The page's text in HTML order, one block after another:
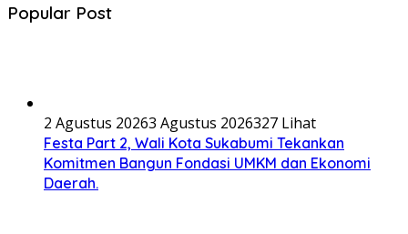
Popular Post
2 Agustus 20263 Agustus 2026327 Lihat
Festa Part 2, Wali Kota Sukabumi Tekankan
Komitmen Bangun Fondasi UMKM dan Ekonomi
Daerah.